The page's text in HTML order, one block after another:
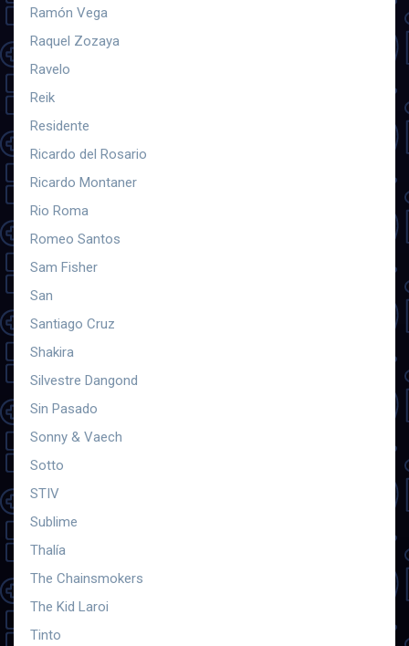
Ramón Vega
Raquel Zozaya
Ravelo
Reik
Residente
Ricardo del Rosario
Ricardo Montaner
Rio Roma
Romeo Santos
Sam Fisher
San
Santiago Cruz
Shakira
Silvestre Dangond
Sin Pasado
Sonny & Vaech
Sotto
STIV
Sublime
Thalía
The Chainsmokers
The Kid Laroi
Tinto